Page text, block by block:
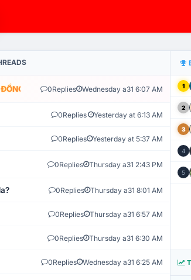
VLIKE.VN: HỆ THỐNG GIÁM SÁT TỰ
0Replies Wednesday a31 6:07 AM
0Replies Yesterday at 6:13 AM
0Replies Yesterday at 5:37 AM
0Replies Thursday a31 2:43 PM
0Replies Thursday a31 8:01 AM
0Replies Thursday a31 6:57 AM
0Replies Thursday a31 6:30 AM
0Replies Wednesday a31 6:25 AM
1
2
3
4
5